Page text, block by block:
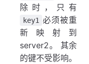
除时，只有
key1 必须被重
新映射到
server2。 其余
的键不受影响。